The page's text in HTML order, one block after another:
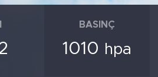
BASINÇ
1010 hpa